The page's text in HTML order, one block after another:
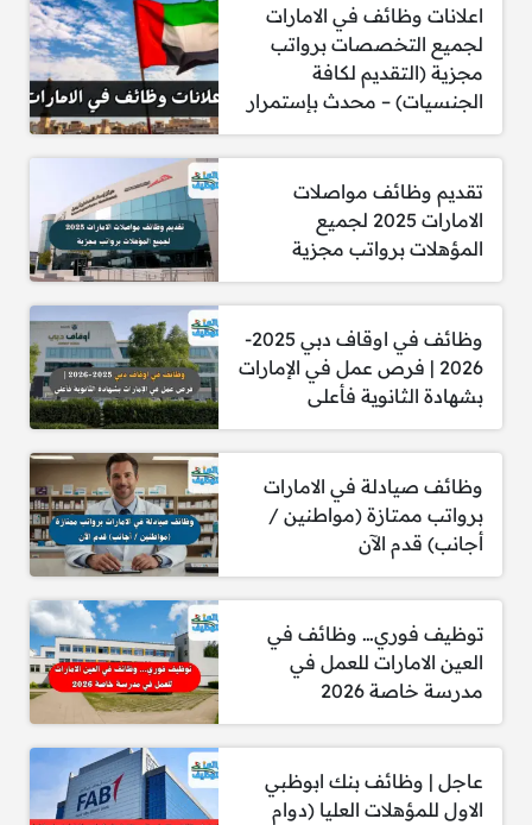
3. منسق أنشطة التعلم الإبداعي للأطفال
4. نائب مدير متجر – Crate & Barrel
5. مدير أول – المالية، الحلول، وتنفيذ الاستدامة
6. كادر إماراتي – محلل ذكاء أعمال / بيانات
7. مشرف مخزون المأكولات والمشروبات
8. كادر إماراتي – مدير متجر سوبرماركت
9. متسوق شخصي عبر الإنترنت
اعلانات وظائف في الامارات
لجميع التخصصات برواتب
مجزية (التقديم لكافة
الجنسيات) – محدث بإستمرار
تقديم وظائف مواصلات
الامارات 2025 لجميع
المؤهلات برواتب مجزية
وظائف في اوقاف دبي 2025-
2026 | فرص عمل في الإمارات
بشهادة الثانوية فأعلى
وظائف صيادلة في الامارات
برواتب ممتازة (مواطنين /
أجانب) قدم الآن
توظيف فوري… وظائف في
العين الامارات للعمل في
مدرسة خاصة 2026
عاجل | وظائف بنك ابوظبي
الاول للمؤهلات العليا (دوام